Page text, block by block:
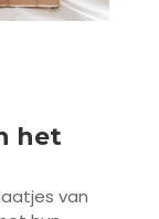
het
van